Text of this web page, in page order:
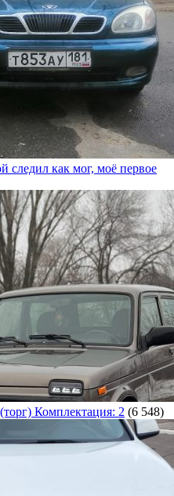
следил как мог, моё первое
Комплектация: 2 (6 548)